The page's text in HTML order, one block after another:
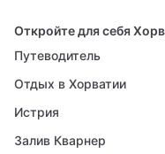
Откройте для себя
Путеводитель
Отдых в Хорватии
Истрия
Залив Кварнер